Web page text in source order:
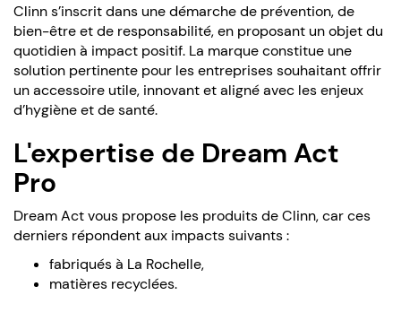
Clinn s’inscrit dans une démarche de prévention, de
bien-être et de responsabilité, en proposant un objet du
quotidien à impact positif. La marque constitue une
solution pertinente pour les entreprises souhaitant offrir
un accessoire utile, innovant et aligné avec les enjeux
d’hygiène et de santé.
L'expertise de Dream Act
Pro
Dream Act vous propose les produits de Clinn, car ces
derniers répondent aux impacts suivants :
fabriqués à La Rochelle,
matières recyclées.